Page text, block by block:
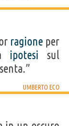
ragioneper
ipotesi sul
UMBERTO ECO